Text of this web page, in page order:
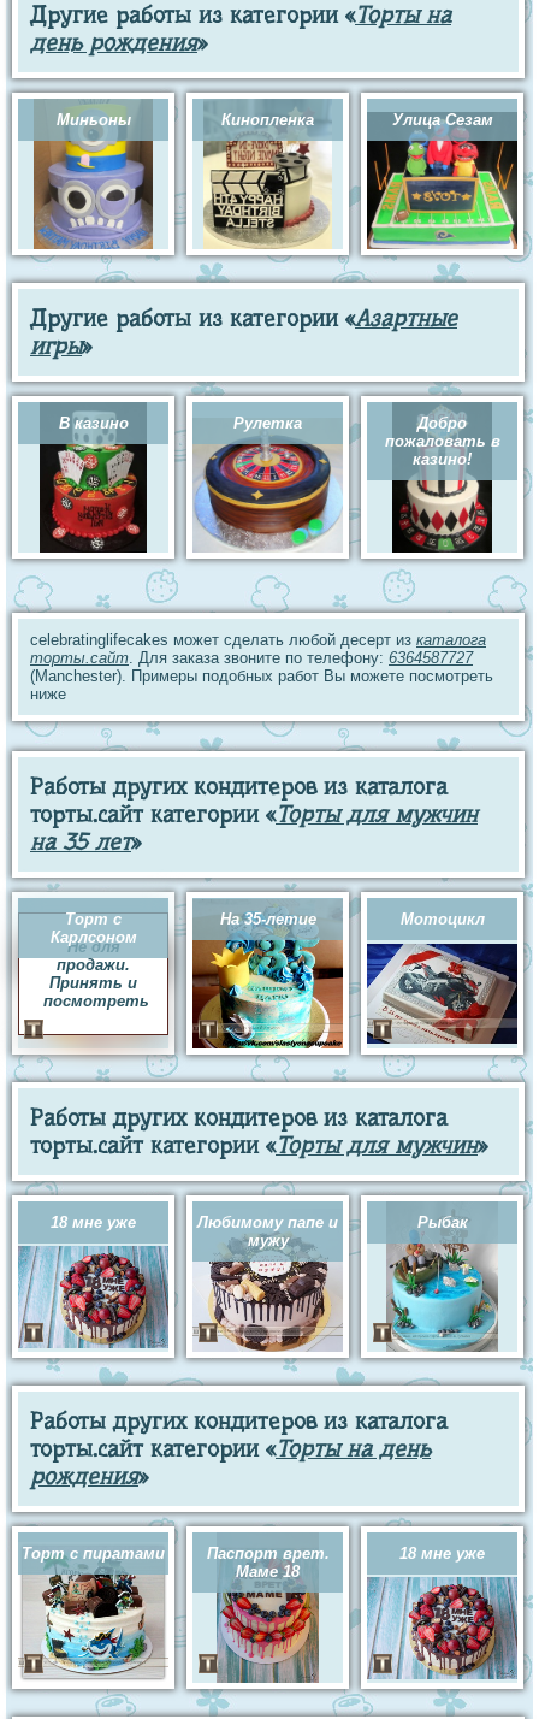
Другие работы из категории «Торты на
день рождения»
Миньоны Кинопленка Улица Сезам
Другие работы из категории «Азартные
игры»
В казино Рулетка
Добро
пожаловать в
казино!
celebratinglifecakes может сделать любой десерт из каталога
торты.сайт. Для заказа звоните по телефону: 6364587727
(Manchester). Примеры подобных работ Вы можете посмотреть
ниже
Работы других кондитеров из каталога
торты.сайт категории «Торты для мужчин
на 35 лет»
Торт с
Карлсоном
Не для
продажи.
Принять и
посмотреть
На 35-летие Мотоцикл
Работы других кондитеров из каталога
торты.сайт категории «Торты для мужчин»
18 мне уже
Любимому папе и
мужу
Рыбак
Работы других кондитеров из каталога
торты.сайт категории «Торты на день
рождения»
Торт с пиратами
Паспорт врет.
Маме 18
18 мне уже